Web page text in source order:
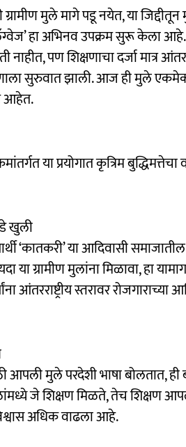
मुले मागे पडू नयेत, या
हा अभिनव उपक्रम सुरू केला
पण शिक्षणाचा दर्जा मात्र
सुरुवात झाली. आज ही मुले
आहेत.
या प्रयोगात कृत्रिम
खुली
‘कातकरी’ या आदिवासी
या ग्रामीण मुलांना मिळावा, हा
आंतरराष्ट्रीय स्तरावर
आपली मुले परदेशी भाषा बोलतात,
जे शिक्षण मिळते, तेच शिक्षण
अधिक वाढला आहे.